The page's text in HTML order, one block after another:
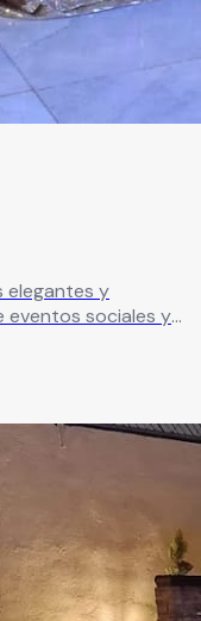
elegantes y
eventos sociales y
para bodas, XV
bautizos,
profesional en